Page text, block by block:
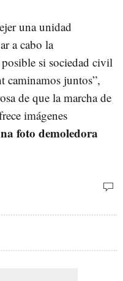
una unidad
a cabo la
si sociedad civil
caminamos juntos”,
de que la marcha de
imágenes
foto demoledora